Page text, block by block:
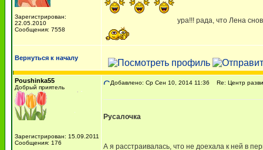
Зарегистрирован:
22.05.2010
Сообщения: 7558
ура!!! рада, что Лена
Вернуться к началу
Poushinka55
Добрый приятель
Зарегистрирован: 15.09.2011
Сообщения: 176
Добавлено: Ср Сен 10, 2014 11:36 Re: Центр
Русалочка
А я расстраивалась, что не доехала к ней в